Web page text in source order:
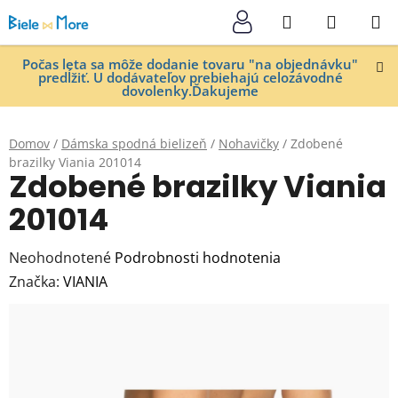
na
obsah
Počas leta sa môže dodanie tovaru "na objednávku"
predĺžiť. U dodávateľov prebiehajú celozávodné
dovolenky.Ďakujeme
Hľadať
KOŠÍK
Domov / Dámska spodná bielizeň / Nohavičky / Zdobené
brazilky Viania 201014
Zdobené brazilky Viania
201014
Priemerné
hodnotenie
Neohodnotené Podrobnosti hodnotenia
Značka: VIANIA